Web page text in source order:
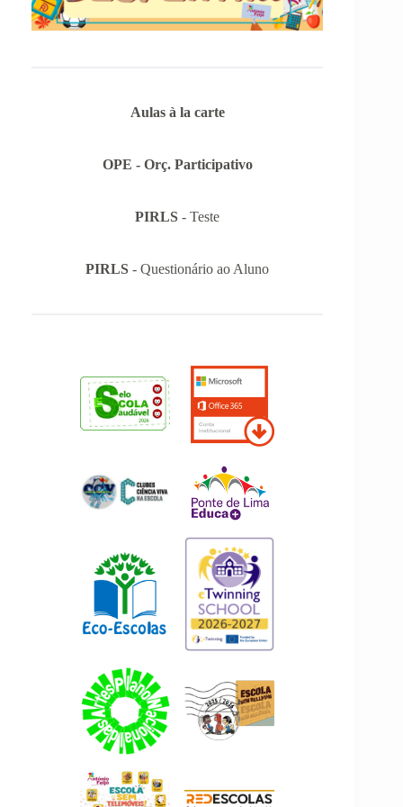
Aulas à la carte
OPE - Orç. Participativo
PIRLS - Teste
PIRLS - Questionário ao Aluno